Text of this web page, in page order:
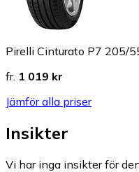
Pirelli Cinturato P7 205/
fr. 1 019 kr
Jämför alla priser
Insikter
Vi har inga insikter för